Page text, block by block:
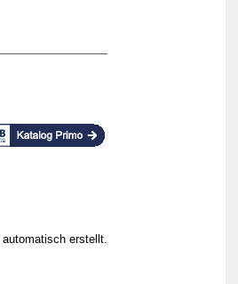
automatisch erstellt.